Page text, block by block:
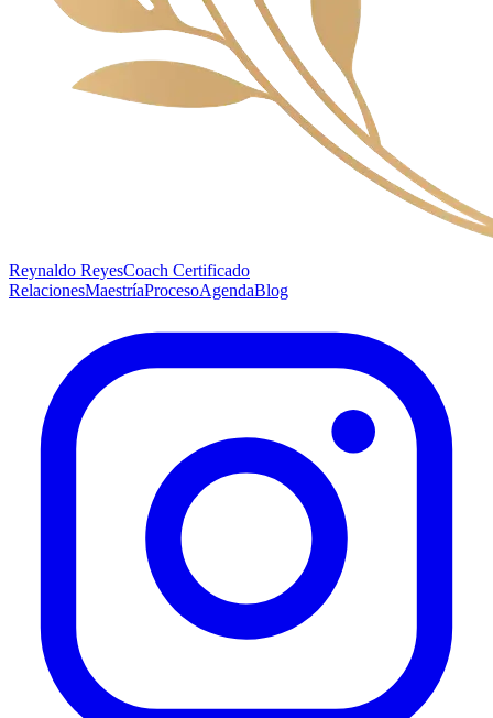
Reynaldo ReyesCoach Certificado
RelacionesMaestríaProcesoAgendaBlog